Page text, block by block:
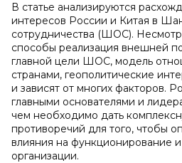
В статье анализируются
интересов России и Китая в
сотрудничества (ШОС).
способы реализация внешней
главной цели ШОС, модель
странами, геополитические
и зависят от многих факторов.
главными основателями и
чем необходимо дать
противоречий для того, чтобы
влияния на функционирование
организации.